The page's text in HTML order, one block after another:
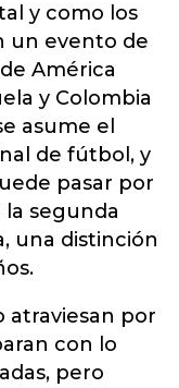
y como los
un evento de
América
y Colombia
asume el
de fútbol, y
pasar por
segunda
una distinción
atraviesan por
con lo
pero